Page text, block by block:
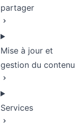
partager
Mise à jour et
gestion du contenu
Services